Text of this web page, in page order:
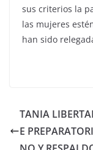
sus criterios la
las mujeres
han sido
TANIA
E